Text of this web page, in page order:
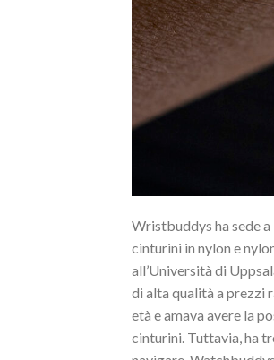
Wristbuddys ha sede
cinturini in nylon e
all’Università di
di alta qualità a prezzi
età e amava avere la
cinturini. Tuttavia, ha